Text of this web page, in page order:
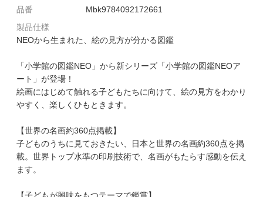
品番
Mbk9784092172661
製品仕様
NEOから生まれた、絵の見方が分かる図鑑
「小学館の図鑑NEO」から新シリーズ「小学館の図鑑NEOア
ート」が登場！
絵画にはじめて触れる子どもたちに向けて、絵の見方をわかり
やすく、楽しくひもときます。
【世界の名画約360点掲載】
子どものうちに見ておきたい、日本と世界の名画約360点を掲
載。世界トップ水準の印刷技術で、名画がもたらす感動を伝え
ます。
【子どもが興味をもつテーマで鑑賞】